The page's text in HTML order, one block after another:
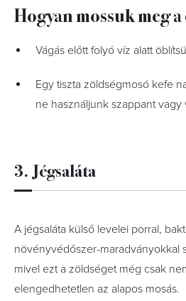
Hogyan mossuk meg
Vágás előtt folyó víz alatt
Egy tiszta zöldségmosó kefe
ne használjunk szappant
3. Jégsaláta
A jégsaláta külső levelei porral,
növényvédőszer-maradványokkal
mivel ezt a zöldséget még csak
elengedhetetlen az alapos mosás.